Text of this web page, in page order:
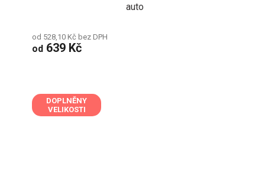
auto
od 528,10 Kč bez DPH
od 639 Kč
DOPLNĚNY
VELIKOSTI